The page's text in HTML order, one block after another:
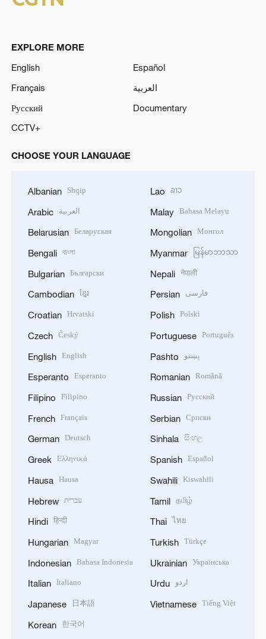
EXPLORE MORE
English
Español
Français
العربية
Русский
Documentary
CCTV+
CHOOSE YOUR LANGUAGE
Albanian Shqip
Arabic العربية
Belarusian Беларуская
Bengali বাংলা
Bulgarian Български
Cambodian ខ្មែរ
Croatian Hrvatski
Czech Český
English English
Esperanto Esperanto
Filipino Filipino
French Français
German Deutsch
Greek Ελληνικά
Hausa Hausa
Hebrew עברית
Hindi हिन्दी
Hungarian Magyar
Indonesian Bahasa Indonesia
Italian Italiano
Japanese 日本語
Korean 한국어
Lao ລາວ
Malay Bahasa Melayu
Mongolian Монгол
Myanmar မြန်မာဘာသာ
Nepali नेपाली
Persian فارسی
Polish Polski
Portuguese Português
Pashto پښتو
Romanian Română
Russian Русский
Serbian Српски
Sinhala සිංහල
Spanish Español
Swahili Kiswahili
Tamil தமிழ்
Thai ไทย
Turkish Türkçe
Ukrainian Українська
Urdu اردو
Vietnamese Tiếng Việt